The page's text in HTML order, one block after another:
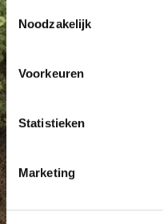
Toestemmingsselectie
Noodzakelijk
Voorkeuren
Statistieken
Marketing